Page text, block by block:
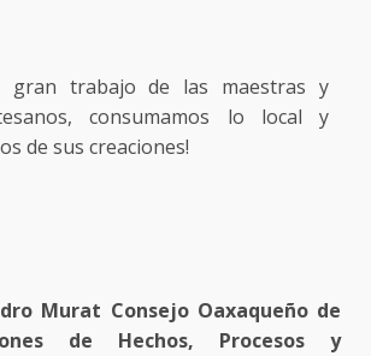
gran trabajo de las maestras y
consumamos lo local y
de sus creaciones!
Murat Consejo Oaxaqueño de
de Hechos, Procesos y